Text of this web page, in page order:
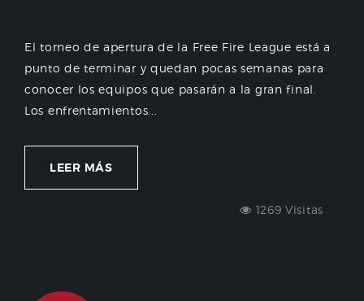
El torneo de apertura de la Free Fire League está a
punto de terminar y quedan pocas semanas para
conocer los equipos que pasarán a la gran final.
Los enfrentamientos...
LEER MÁS
1269 Visitas